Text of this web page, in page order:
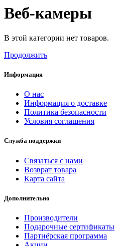
Веб-камеры
В этой категории нет товаров.
Продолжить
Информация
О нас
Информация о доставке
Политика безопасности
Условия соглашения
Служба поддержки
Связаться с нами
Возврат товара
Карта сайта
Дополнительно
Производители
Подарочные сертификаты
Партнёрская программа